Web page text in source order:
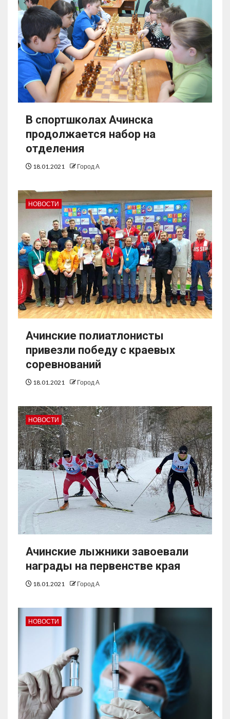
В спортшколах Ачинска
продолжается набор на
отделения
18.01.2021 Город А
НОВОСТИ
Ачинские полиатлонисты
привезли победу с краевых
соревнований
18.01.2021 Город А
НОВОСТИ
Ачинские лыжники завоевали
награды на первенстве края
18.01.2021 Город А
НОВОСТИ